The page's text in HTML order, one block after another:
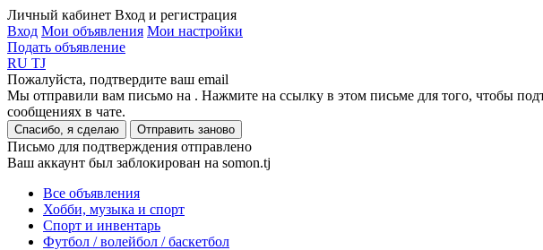
Личный кабинет Вход и регистрация
Вход Мои объявления Мои настройки
Подать объявление
RU TJ
Пожалуйста, подтвердите ваш email
Мы отправили вам письмо на . Нажмите на ссылку в этом письме для того, чтобы
сообщениях в чате.
Спасибо, я сделаю Отправить заново
Письмо для подтверждения отправлено
Ваш аккаунт был заблокирован на somon.tj
Все объявления
Хобби, музыка и спорт
Спорт и инвентарь
Футбол / волейбол / баскетбол